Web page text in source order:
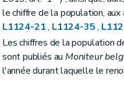
Art. L1123-28
7– Décret du 8
Art. L1123-29
Art. L1123-30
le chiffre de la population, aux
L1124-21, L1124-35,
Les chiffres de la population
sont publiés au Moniteur
l'année durant laquelle le